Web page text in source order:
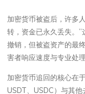
加密货币被盗后，许多
转，资金已永久丢失。
撤销，但被盗资产的最
害者响应速度与专业处
加密货币追回的核心在
USDT、USDC）与其